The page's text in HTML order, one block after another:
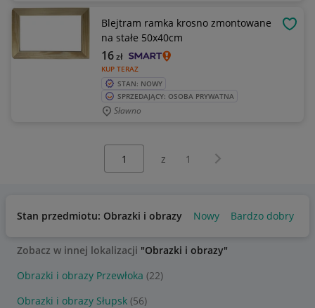
Blejtram ramka krosno zmontowane
na stałe 50x40cm
KUP TERAZ
16zł
STAN: NOWY
SPRZEDAJĄCY: OSOBA PRYWATNA
Sławno
z 1 Następna strona
Stan przedmiotu: Obrazki i obrazy Nowy Bardzo dobry
Zobacz w innej lokalizacji "Obrazki i obrazy"
Obrazki i obrazy Przewłoka (22)
Obrazki i obrazy Słupsk (56)